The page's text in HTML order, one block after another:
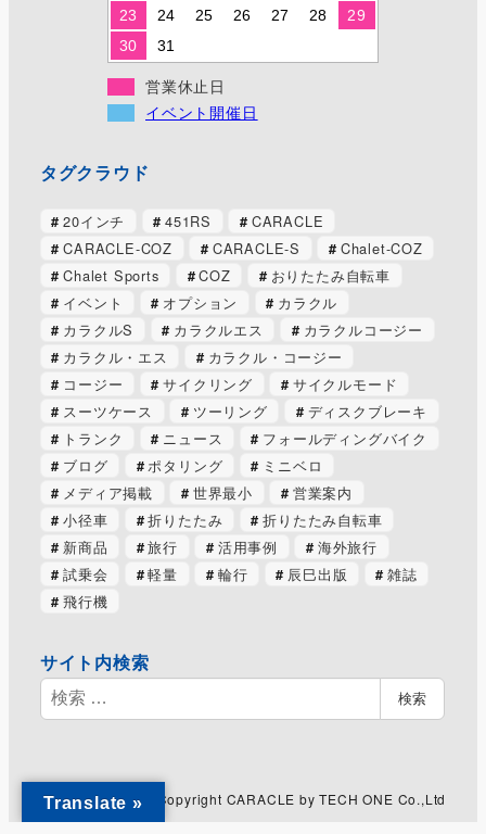
23
24 25 26 27 28
29
30
31
営業休止日
イベント開催日
タグクラウド
20インチ 451RS
CARACLE
CARACLE-COZ
CARACLE-S
Chalet-COZ
Chalet Sports
COZ
おりたたみ自転車
イベント
オプション
カラクル
カラクルS
カラクルエス
カラクルコージー
カラクル・エス
カラクル・コージー
コージー
サイクリング
サイクルモード
スーツケース
ツーリング
ディスクブレーキ
トランク
ニュース
フォールディングバイク
ブログ
ポタリング
ミニベロ
メディア掲載
世界最小
営業案内
小径車
折りたたみ
折りたたみ自転車
新商品
旅行 活用事例
海外旅行
試乗会
軽量 輪行 辰巳出版
雑誌
飛行機
サイト内検索
検
索
検索
Copyright CARACLE by TECH ONE Co.,Ltd
Translate »